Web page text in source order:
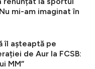
mi-am imaginat în
îl așteaptă pe
de Aur la FCSB:
MM”